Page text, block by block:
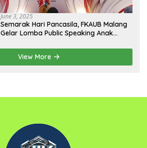
June 3, 2025
Semarak Hari Pancasila, FKAUB Malang
Gelar Lomba Public Speaking Anak
Pancasila
View More